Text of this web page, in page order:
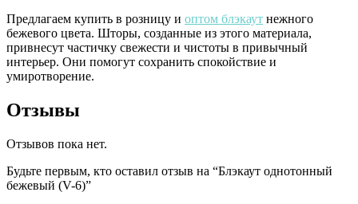
Предлагаем купить в розницу и оптом блэкаут нежного
бежевого цвета. Шторы, созданные из этого материала,
привнесут частичку свежести и чистоты в привычный
интерьер. Они помогут сохранить спокойствие и
умиротворение.
Отзывы
Отзывов пока нет.
Будьте первым, кто оставил отзыв на “Блэкаут однотонный
бежевый (V-6)”